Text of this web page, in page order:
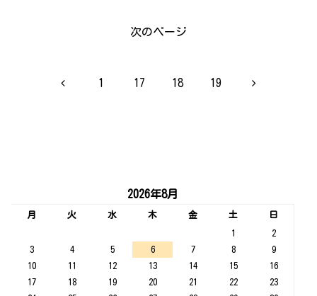
次のページ
前 1 17 18 19 次
2026年8月
月 火 水 木 金 土
日
1
2
3
4 5 6 7 8
9
10
11 12 13 14 15
16
17
18 19 20 21 22
23